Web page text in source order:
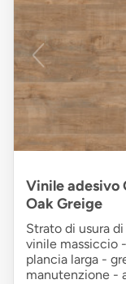
Vinile adesivo
Oak Greige
Strato di usura
vinile massiccio
plancia larga -
manutenzione -